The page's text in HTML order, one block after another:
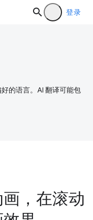
登录
的语言。AI 翻译可能包
，在滚动